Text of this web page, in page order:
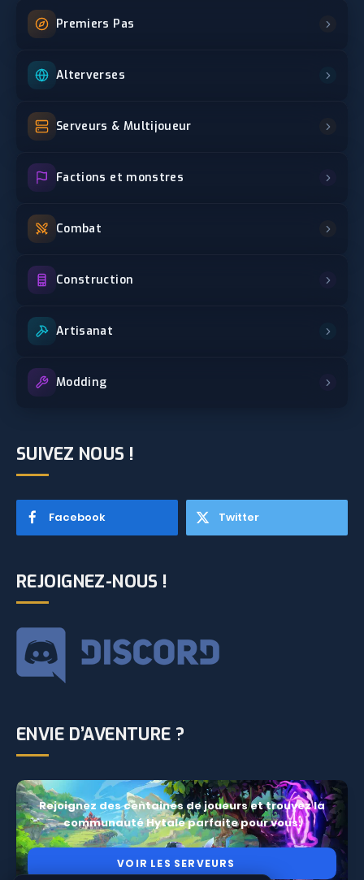
Premiers Pas
Alterverses
Serveurs & Multijoueur
Factions et monstres
Combat
Construction
Artisanat
Modding
SUIVEZ NOUS !
Facebook Twitter
REJOIGNEZ-NOUS !
ENVIE D’AVENTURE ?
Rejoignez des centaines de joueurs et trouvez la
communauté Hytale parfaite pour vous.
VOIR LES SERVEURS